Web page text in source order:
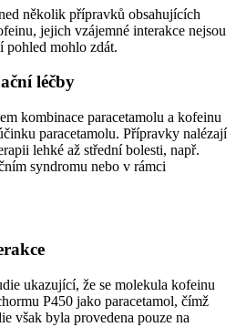
několik přípravků obsahujících
jejich vzájemné interakce nejsou
pohled mohlo zdát.
léčby
kombinace paracetamolu a kofeinu
paracetamolu. Přípravky nalézají
lehké až střední bolesti, např.
syndromu nebo v rámci
ukazující, že se molekula kofeinu
P450 jako paracetamol, čímž
však byla provedena pouze na